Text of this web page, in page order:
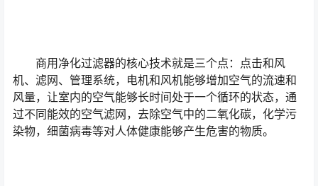
商用净化过滤器的核心技术就是三个点：点击和风
机、滤网、管理系统，电机和风机能够增加空气的流速和
风量，让室内的空气能够长时间处于一个循环的状态，通
过不同能效的空气滤网，去除空气中的二氧化碳，化学污
染物，细菌病毒等对人体健康能够产生危害的物质。